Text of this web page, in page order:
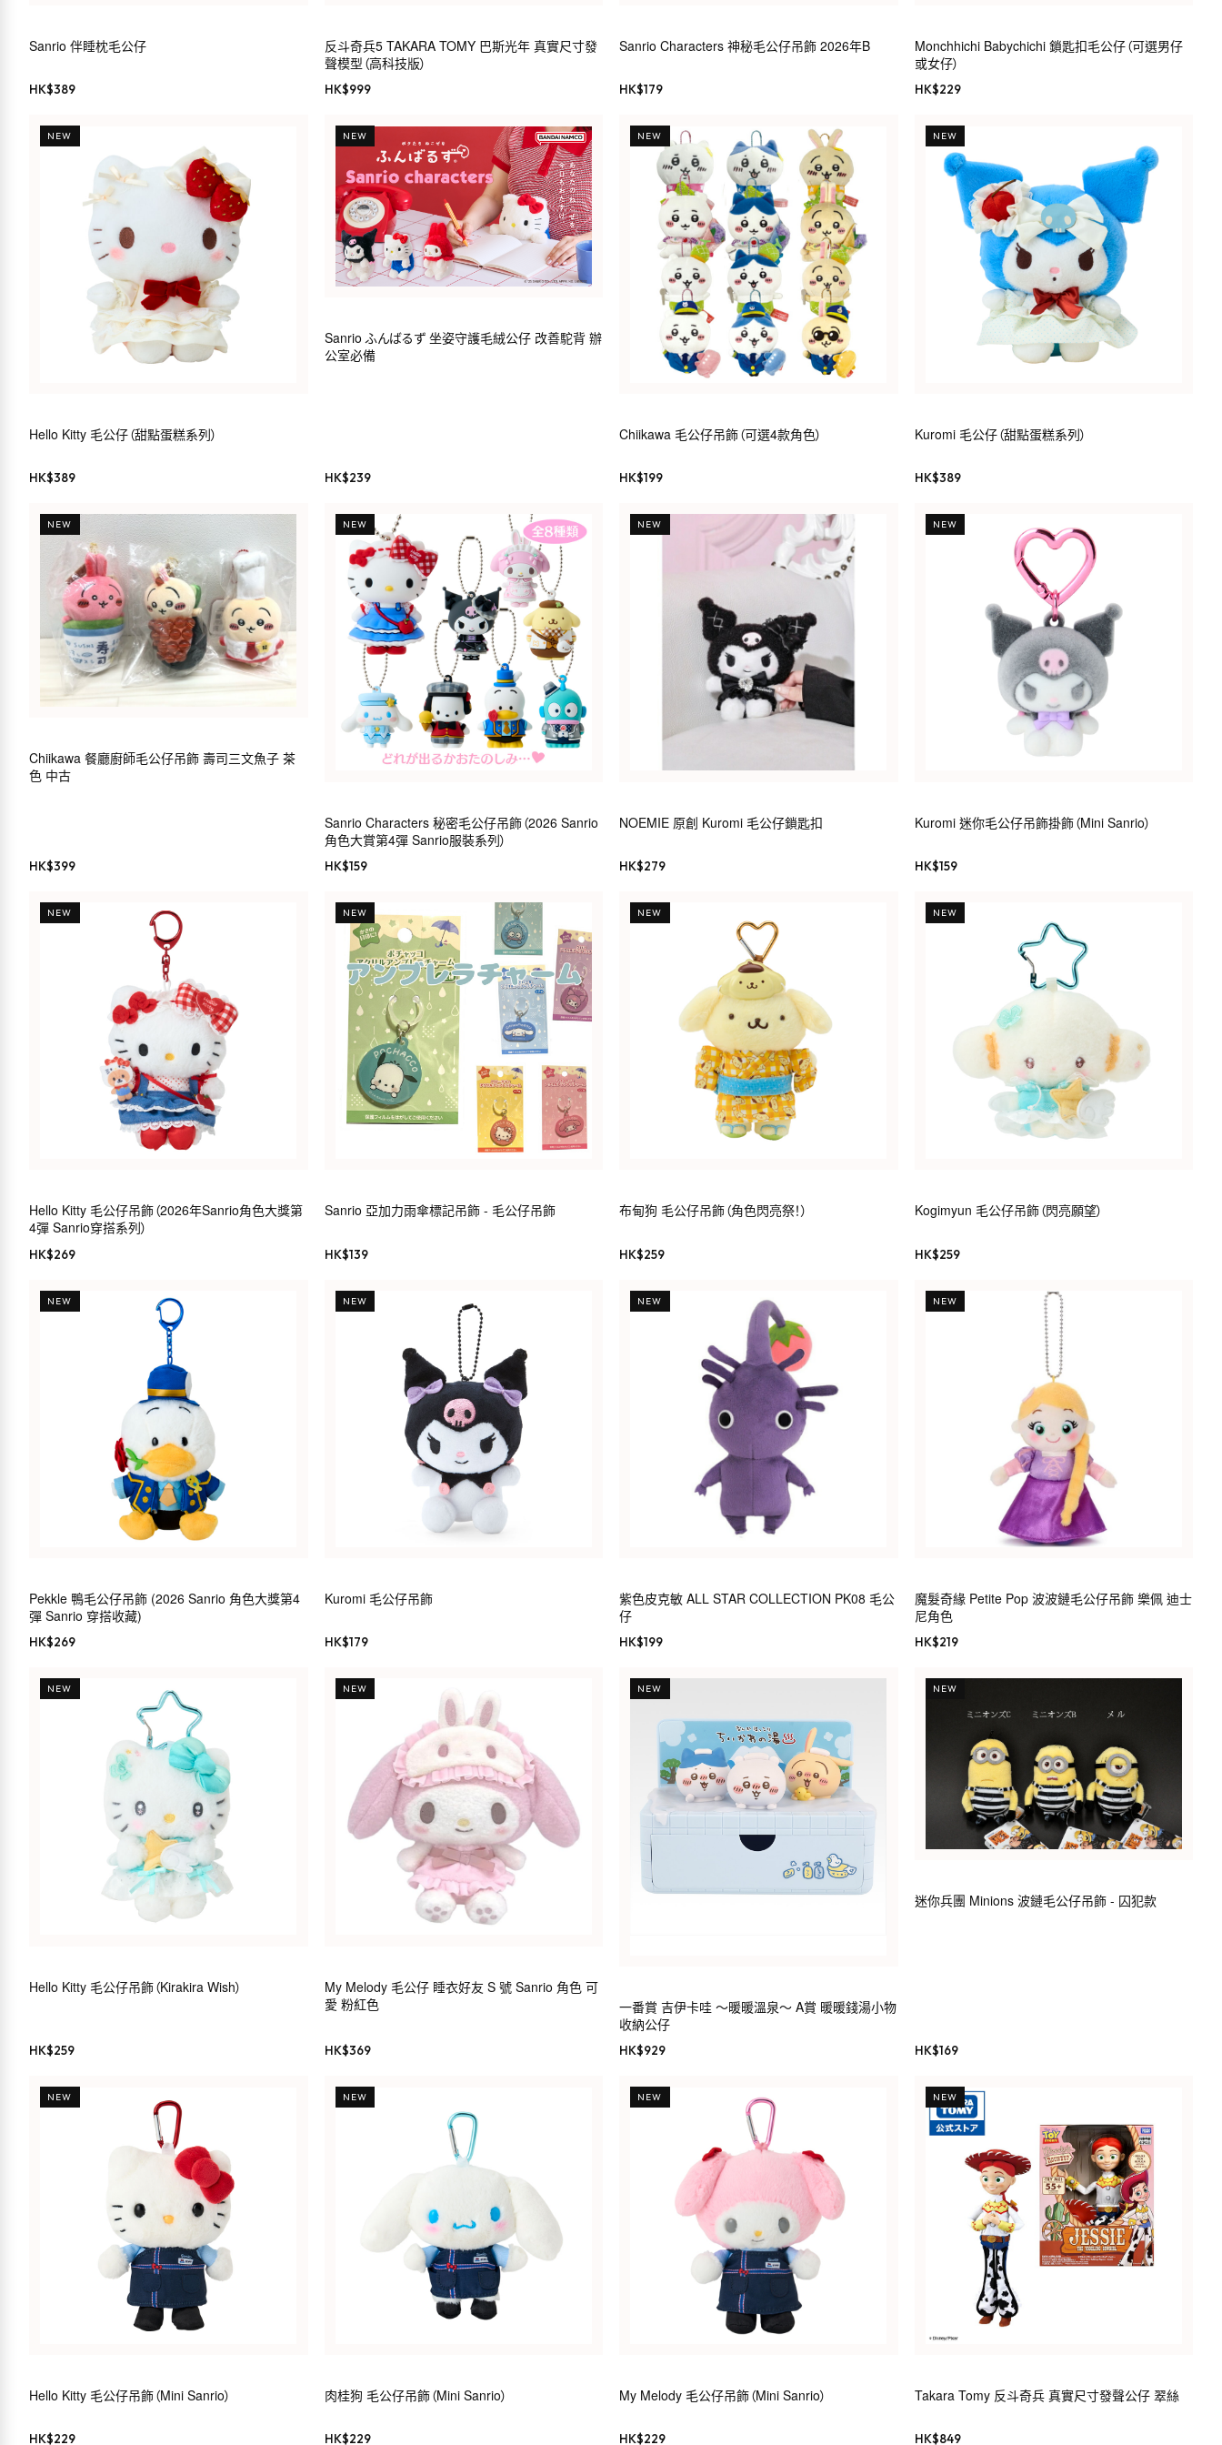
Sanrio 伴睡枕毛公仔
HK$389
反斗奇兵5 TAKARA TOMY 巴斯光年 真實尺寸發
聲模型（高科技版）
HK$999
Sanrio Characters 神秘毛公仔吊飾 2026年B
HK$179
Monchhichi Babychichi 鎖匙扣毛公仔（可選男仔
或女仔）
HK$229
NEW
Hello Kitty 毛公仔（甜點蛋糕系列）
HK$389
NEW
Sanrio ふんばるず 坐姿守護毛絨公仔 改善駝背 辦
公室必備
HK$239
NEW
Chiikawa 毛公仔吊飾（可選4款角色）
HK$199
NEW
Kuromi 毛公仔（甜點蛋糕系列）
HK$389
NEW
Chiikawa 餐廳廚師毛公仔吊飾 壽司三文魚子 茶
色 中古
HK$399
NEW
Sanrio Characters 秘密毛公仔吊飾（2026 Sanrio
角色大賞第4彈 Sanrio服裝系列）
HK$159
NEW
NOEMIE 原創 Kuromi 毛公仔鎖匙扣
HK$279
NEW
Kuromi 迷你毛公仔吊飾掛飾（Mini Sanrio）
HK$159
NEW
Hello Kitty 毛公仔吊飾（2026年Sanrio角色大獎第
4彈 Sanrio穿搭系列）
HK$269
NEW
Sanrio 亞加力雨傘標記吊飾 - 毛公仔吊飾
HK$139
NEW
布甸狗 毛公仔吊飾（角色閃亮祭！）
HK$259
NEW
Kogimyun 毛公仔吊飾（閃亮願望）
HK$259
NEW
Pekkle 鴨毛公仔吊飾 (2026 Sanrio 角色大獎第4
彈 Sanrio 穿搭收藏)
HK$269
NEW
Kuromi 毛公仔吊飾
HK$179
NEW
紫色皮克敏 ALL STAR COLLECTION PK08 毛公
仔
HK$199
NEW
魔髮奇緣 Petite Pop 波波鏈毛公仔吊飾 樂佩 迪士
尼角色
HK$219
NEW
Hello Kitty 毛公仔吊飾（Kirakira Wish）
HK$259
NEW
My Melody 毛公仔 睡衣好友 S 號 Sanrio 角色 可
愛 粉紅色
HK$369
NEW
一番賞 吉伊卡哇 ～暖暖溫泉～ A賞 暖暖錢湯小物
收納公仔
HK$929
NEW
迷你兵團 Minions 波鏈毛公仔吊飾 - 囚犯款
HK$169
NEW
Hello Kitty 毛公仔吊飾（Mini Sanrio）
HK$229
NEW
肉桂狗 毛公仔吊飾（Mini Sanrio）
HK$229
NEW
My Melody 毛公仔吊飾（Mini Sanrio）
HK$229
NEW
Takara Tomy 反斗奇兵 真實尺寸發聲公仔 翠絲
HK$849